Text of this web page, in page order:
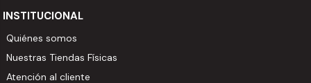
INSTITUCIONAL
Quiénes somos
Nuestras Tiendas Físicas
Atención al cliente